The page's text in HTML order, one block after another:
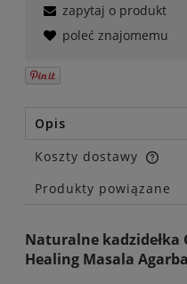
zapytaj o produkt
poleć znajomemu
Opis
Koszty dostawy
Cena nie zawiera
Produkty powiązane
Naturalne kadzidełka
Healing Masala